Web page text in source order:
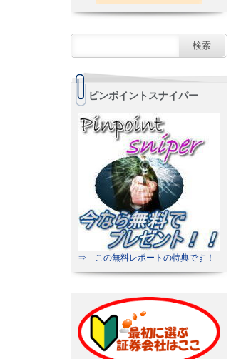
ピンポイントスナイパー
⇒ この無料レポートの特典です！